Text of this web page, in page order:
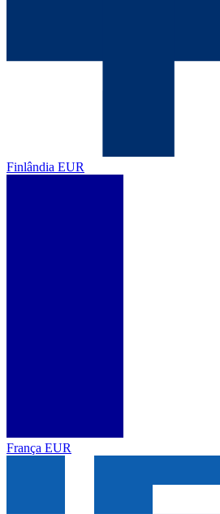
Finlândia EUR
França EUR